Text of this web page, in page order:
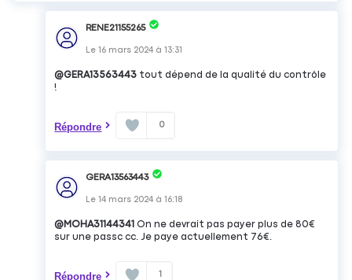
RENE21155265
Le16 mars 2024 à13:31
@GERA13563443 tout dépend de la qualité du contrôle
!
Répondre 0
GERA13563443
Le14 mars 2024 à16:18
@MOHA31144341On ne devrait pas payer plus de 80€
sur une passc cc. Je paye actuellement 76€.
Répondre 1